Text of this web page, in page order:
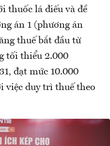
thuốc lá điếu và đề
án 1 (phương án
thuế bắt đầu từ
tối thiểu 2.000
đạt mức 10.000
việc duy trì thuế theo